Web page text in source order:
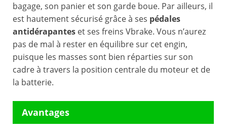
bagage, son panier et son garde boue. Par ailleurs, il
est hautement sécurisé grâce à ses pédales
antidérapantes et ses freins Vbrake. Vous n’aurez
pas de mal à rester en équilibre sur cet engin,
puisque les masses sont bien réparties sur son
cadre à travers la position centrale du moteur et de
la batterie.